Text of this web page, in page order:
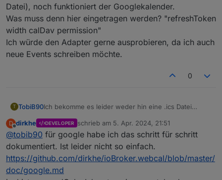
Datei), noch funktioniert der Googlekalender.
Was muss denn hier eingetragen werden? "refreshToken
width calDav permission"
Ich würde den Adapter gerne ausprobieren, da ich auch
neue Events schreiben möchte.
0
T TobiB90Ich bekomme es leider weder hin eine .ics Datei
Datei), noch funktioniert der Googlekalender.
Was muss denn hier eingetragen werden?
"refreshToken width calDav permission"
Ich würde den Adapter gerne ausprobieren, da ich
auch neue Events schreiben möchte.
D
Offline
dirkhe DEVELOPER schrieb am 5. Apr. 2024, 21:51
zuletzt editiert von
@tobib90 für google habe ich das schritt für schritt
dokumentiert. Ist leider nicht so einfach.
https://github.com/dirkhe/ioBroker.webcal/blob/master/
doc/google.md